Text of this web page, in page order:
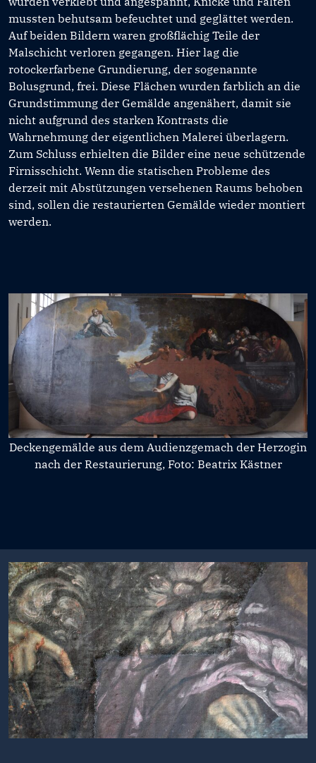
mussten behutsam befeuchtet und geglättet werden.
Auf beiden Bildern waren großflächig Teile der
Malschicht verloren gegangen. Hier lag die
rotockerfarbene Grundierung, der sogenannte
Bolusgrund, frei. Diese Flächen wurden farblich an die
Grundstimmung der Gemälde angenähert, damit sie
nicht aufgrund des starken Kontrasts die
Wahrnehmung der eigentlichen Malerei überlagern.
Zum Schluss erhielten die Bilder eine neue schützende
Firnisschicht. Wenn die statischen Probleme des
derzeit mit Abstützungen versehenen Raums behoben
sind, sollen die restaurierten Gemälde wieder montiert
werden.
Deckengemälde aus dem Audienzgemach der Herzogin
nach der Restaurierung, Foto: Beatrix Kästner